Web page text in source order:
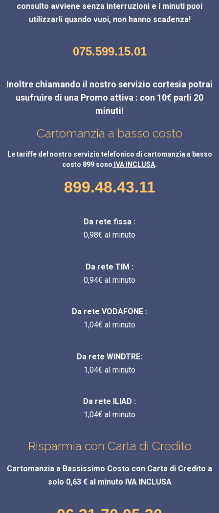
consulto avviene senza interruzioni e i minuti puoi
utilizzarli quando vuoi, non hanno scadenza!
075.599.15.01
Inoltre chiamando il nostro servizio cortesia potrai
usufruire di una Promo attiva : con 10€ parli 20
minuti!
Cartomanzia a basso costo
Le tariffe del nostro servizio telefonico di cartomanzia a basso
costo 899 sono IVA INCLUSA.
899.48.43.11
Da rete fissa :
0,98€ al minuto
Da rete TIM :
0,94€ al minuto
Da rete VODAFONE :
1,04€ al minuto
Da rete WINDTRE:
1,04€ al minuto
Da rete ILIAD :
1,04€ al minuto
Risparmia con Carta di Credito
Cartomanzia a Bassissimo Costo con Carta di Credito a
solo 0,63 € al minuto IVA INCLUSA